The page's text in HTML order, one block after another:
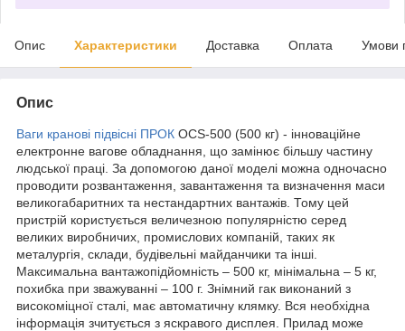
Опис Характеристики Доставка Оплата Умови
Опис
Ваги кранові підвісні ПРОК OCS-500 (500 кг) - інноваційне
електронне вагове обладнання, що замінює більшу частину
людської праці. За допомогою даної моделі можна одночасно
проводити розвантаження, завантаження та визначення маси
великогабаритних та нестандартних вантажів. Тому цей
пристрій користується величезною популярністю серед
великих виробничих, промислових компаній, таких як
металургія, склади, будівельні майданчики та інші.
Максимальна вантажопідйомність – 500 кг, мінімальна – 5 кг,
похибка при зважуванні – 100 г. Знімний гак виконаний з
високоміцної сталі, має автоматичну клямку. Вся необхідна
інформація зчитується з яскравого дисплея. Прилад може